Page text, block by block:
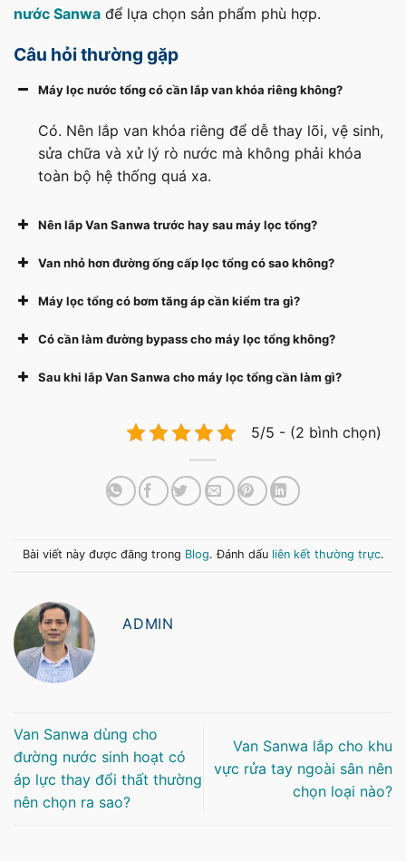
nước Sanwa để lựa chọn sản phẩm phù hợp.
Câu hỏi thường gặp
Máy lọc nước tổng có cần lắp van khóa riêng không?
Có. Nên lắp van khóa riêng để dễ thay lõi, vệ sinh,
sửa chữa và xử lý rò nước mà không phải khóa
toàn bộ hệ thống quá xa.
Nên lắp Van Sanwa trước hay sau máy lọc tổng?
Van nhỏ hơn đường ống cấp lọc tổng có sao không?
Máy lọc tổng có bơm tăng áp cần kiểm tra gì?
Có cần làm đường bypass cho máy lọc tổng không?
Sau khi lắp Van Sanwa cho máy lọc tổng cần làm gì?
5/5 - (2 bình chọn)
Bài viết này được đăng trong Blog. Đánh dấu liên kết thường trực.
ADMIN
Van Sanwa dùng cho
đường nước sinh hoạt có
áp lực thay đổi thất thường
nên chọn ra sao?
Van Sanwa lắp cho khu
vực rửa tay ngoài sân nên
chọn loại nào?